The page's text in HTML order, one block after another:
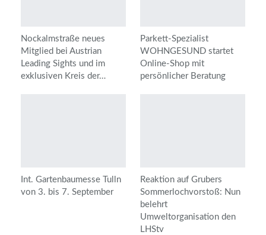
Nockalmstraße neues
Mitglied bei Austrian
Leading Sights und im
exklusiven Kreis der…
Parkett-Spezialist
WOHNGESUND startet
Online-Shop mit
persönlicher Beratung
Int. Gartenbaumesse Tulln
von 3. bis 7. September
Reaktion auf Grubers
Sommerlochvorstoß: Nun
belehrt
Umweltorganisation den
LHStv